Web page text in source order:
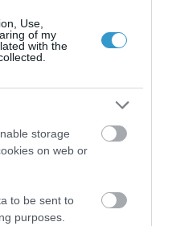
Use,
of my
with the
storage
on web or
to be sent to
purposes.
ροής του
αυτή
των νευρικών
μέσα στο
όρασης.
ΌΡΑΣΗΣ